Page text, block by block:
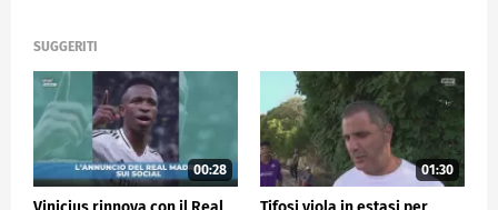
SUGGERITI
00:28 01:30